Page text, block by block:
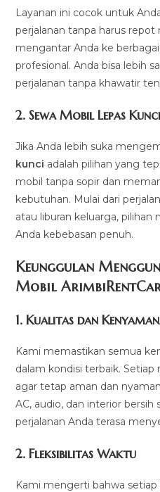
Layanan ini cocok untuk
perjalanan tanpa harus
mengantar Anda ke
profesional. Anda bisa lebih
perjalanan tanpa khawatir
2.Sewa Mobil Lepas Kunci
Jika Anda lebih suka
kunci adalah pilihan yang
mobil tanpa sopir dan
kebutuhan. Mulai dari
atau liburan keluarga,
Anda kebebasan penuh.
Keunggulan
Mobil
1.Kualitas dan
Kami memastikan semua
dalam kondisi terbaik. Setiap
agar tetap aman dan
AC, audio, dan interior bersih
perjalanan Anda terasa
2.Fleksibilitas Waktu
Kami mengerti bahwa